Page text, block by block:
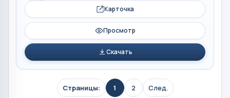
Карточка
Просмотр
Скачать
Страницы: 1 2 След.